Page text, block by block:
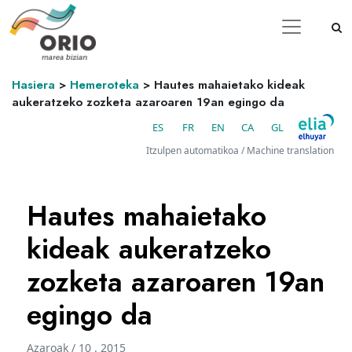
Hasiera > Hemeroteka > Hautes mahaietako kideak
aukeratzeko zozketa azaroaren 19an egingo da
ES FR EN CA GL
Itzulpen automatikoa / Machine translation
Hautes mahaietako
kideak aukeratzeko
zozketa azaroaren 19an
egingo da
Azaroak / 10 . 2015